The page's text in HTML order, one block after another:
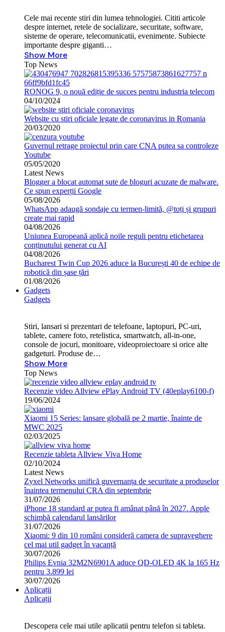
Cele mai recente stiri din lumea tehnologiei. Cititi articole
despre internet, retele de socializare, securitate, software,
sisteme de operare, telecomunicatii, evenimente. Subiecte
importante despre giganti…
Show More
Top News
RONOG 9, o nouă ediție de succes pentru industria telecom
04/10/2024
Website cu stiri oficiale legate de coronavirus in Romania
20/03/2020
Guvernul retrage proiectul prin care CNA putea sa controleze
Youtube
05/05/2020
Latest News
Blogger a blocat automat sute de bloguri acuzate de malware.
Ce spun experții Google
05/08/2026
WhatsApp adaugă sondaje cu termen-limită, @toți și grupuri
create mai rapid
04/08/2026
Uniunea Europeană aplică noile reguli pentru etichetarea
conținutului generat cu AI
04/08/2026
Bucharest Twin Cup 2026 aduce la București 40 de echipe de
robotică din șase țări
01/08/2026
Gadgets
Gadgets
Stiri, lansari si prezentari de telefoane, laptopuri, PC-uri,
tablete, camere foto, retelistica, smartwatch, all-in-one,
console de jocuri, monitoare, videoproiectoare si orice alte
gadgeturi. Produse de…
Show More
Top News
Recenzie video Allview ePlay Android TV (40eplay6100-f)
19/06/2024
Xiaomi 15 Series: lansare globală pe 2 martie, înainte de
MWC 2025
02/03/2025
Recenzie tableta Allview Viva Home
02/10/2024
Latest News
Zyxel Networks unifică guvernanța de securitate a produselor
înaintea termenului CRA din septembrie
31/07/2026
iPhone 18 standard ar putea fi amânat până în 2027. Apple
schimbă calendarul lansărilor
31/07/2026
Xiaomi: 9 din 10 români consideră camera de supraveghere
cel mai util gadget în vacanță
30/07/2026
Philips Evnia 32M2N6901A aduce QD-OLED 4K la 165 Hz
pentru 3.899 lei
30/07/2026
Aplicații
Aplicații
Descopera cele mai utile aplicatii pentru telefon si tableta.